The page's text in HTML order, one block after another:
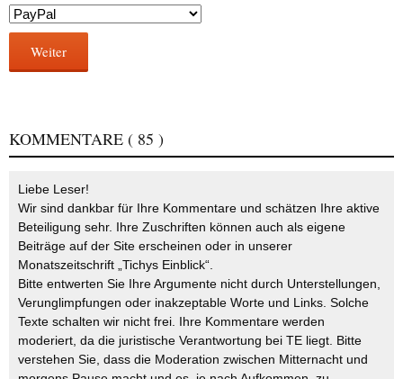
Weiter
KOMMENTARE ( 85 )
Liebe Leser!
Wir sind dankbar für Ihre Kommentare und schätzen Ihre aktive
Beteiligung sehr. Ihre Zuschriften können auch als eigene
Beiträge auf der Site erscheinen oder in unserer
Monatszeitschrift „Tichys Einblick“.
Bitte entwerten Sie Ihre Argumente nicht durch Unterstellungen,
Verunglimpfungen oder inakzeptable Worte und Links. Solche
Texte schalten wir nicht frei. Ihre Kommentare werden
moderiert, da die juristische Verantwortung bei TE liegt. Bitte
verstehen Sie, dass die Moderation zwischen Mitternacht und